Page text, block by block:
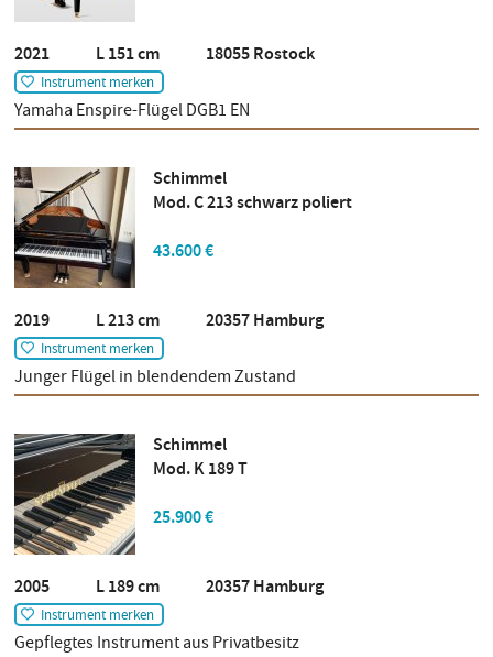
2021 L 151 cm 18055 Rostock
Instrument merken
Yamaha Enspire-Flügel DGB1 EN
Schimmel
Mod. C 213 schwarz poliert
43.600 €
2019 L 213 cm 20357 Hamburg
Instrument merken
Junger Flügel in blendendem Zustand
Schimmel
Mod. K 189 T
25.900 €
2005 L 189 cm 20357 Hamburg
Instrument merken
Gepflegtes Instrument aus Privatbesitz